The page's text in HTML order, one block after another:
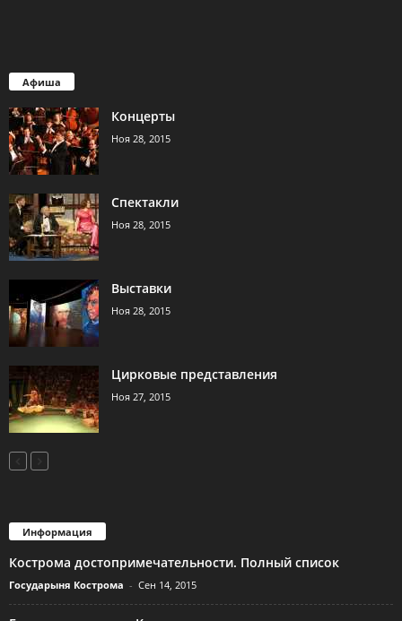
Афиша
Концерты
Ноя 28, 2015
Спектакли
Ноя 28, 2015
Выставки
Ноя 28, 2015
Цирковые представления
Ноя 27, 2015
Информация
Кострома достопримечательности. Полный список
Государыня Кострома - Сен 14, 2015